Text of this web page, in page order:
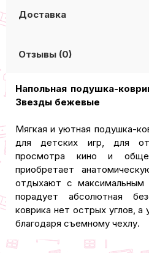
Доставка
Отзывы (0)
Напольная подушка-
Звезды бежевые
Мягкая и уютная подушка-
для детских игр, для
просмотра кино и
приобретает
отдыхают с максимальным
порадует абсолютная
коврика нет острых углов,
благодаря съемному чехлу.